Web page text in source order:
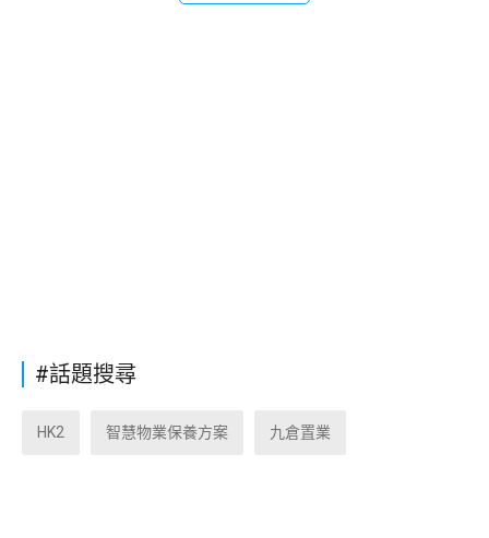
#話題搜尋
HK2 智慧物業保養方案 九倉置業